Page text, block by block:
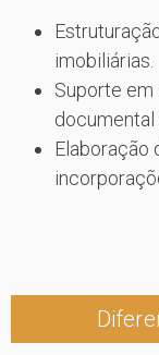
imobiliárias.
Suporte em
documental
Elaboração